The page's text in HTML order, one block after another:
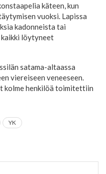
käteen, kun
vuoksi. Lapissa
kadonneista tai
löytyneet
satama-altaassa
viereiseen veneeseen.
kolme henkilöä toimitettiin
YK